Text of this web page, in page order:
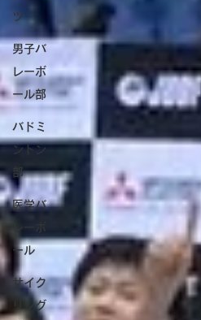
ツ
男子バ
レーボ
ール部
バドミ
ントン
部
医学バ
レーボ
ール
サイク
リング